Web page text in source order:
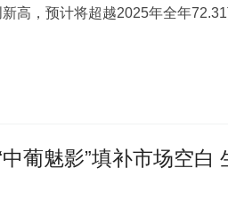
高，预计将超越2025年全年
葡魅影”填补市场空白